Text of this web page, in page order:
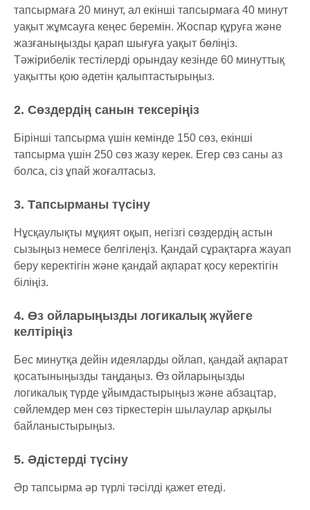
тапсырмаға 20 минут, ал екінші тапсырмаға 40 минут
уақыт жұмсауға кеңес беремін. Жоспар құруға және
жазғаныңызды қарап шығуға уақыт бөліңіз.
Тәжірибелік тестілерді орындау кезінде 60 минуттық
уақытты қою әдетін қалыптастырыңыз.
2. Сөздердің санын тексеріңіз
Бірінші тапсырма үшін кемінде 150 сөз, екінші
тапсырма үшін 250 сөз жазу керек. Егер сөз саны аз
болса, сіз ұпай жоғалтасыз.
3. Тапсырманы түсіну
Нұсқаулықты мұқият оқып, негізгі сөздердің астын
сызыңыз немесе белгілеңіз. Қандай сұрақтарға жауап
беру керектігін және қандай ақпарат қосу керектігін
біліңіз.
4. Өз ойларыңызды логикалық жүйеге
келтіріңіз
Бес минутқа дейін идеяларды ойлап, қандай ақпарат
қосатыныңызды таңдаңыз. Өз ойларыңызды
логикалық түрде ұйымдастырыңыз және абзацтар,
сөйлемдер мен сөз тіркестерін шылаулар арқылы
байланыстырыңыз.
5. Әдістерді түсіну
Әр тапсырма әр түрлі тәсілді қажет етеді.